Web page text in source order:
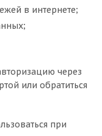
в интернете;
через
или обратиться
при